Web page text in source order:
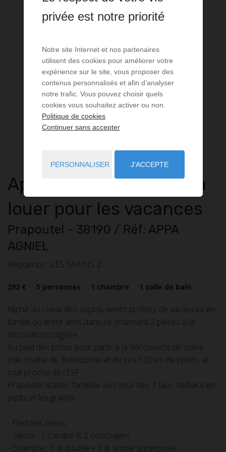
Appartement2 pièces
à
louer pour les vacances
Prapoutel - 38190 / Réf: APPA
AGNIEL
Résidence : LES SAPINS 2
292 € 5 personnes 1 chambre 1 salle de bain
Niché au creux des sapins, venez profitez de vacances en
famille ou entre amis dans ce charmant 2 pièces à la
décoration soignée.
Au pied des pistes pour partir à la découverte de notre
jolie chaîne de Belledonne et de ces 120 km de pistes, et
tout proche de l'ESF
Prapoutel station familiale au coeur des 7 laux, séduira les
petits et les grands
- Pied des pistes
- Séjour : 1 canapé lit 2 couchages
- Chambre : 1 lit double + 1 lit simple superposé
privée est notre priorité
Notre site Internet et nos partenaires
utilisent des cookies pour améliorer votre
expérience sur le site, vous proposer des
contenus personnalisés et afin d’analyser
notre trafic. Vous pouvez choisir quels
cookies vous souhaitez activer ou non.
Politique de cookies
Continuer sans accepter
PERSONNALISER J'ACCEPTE